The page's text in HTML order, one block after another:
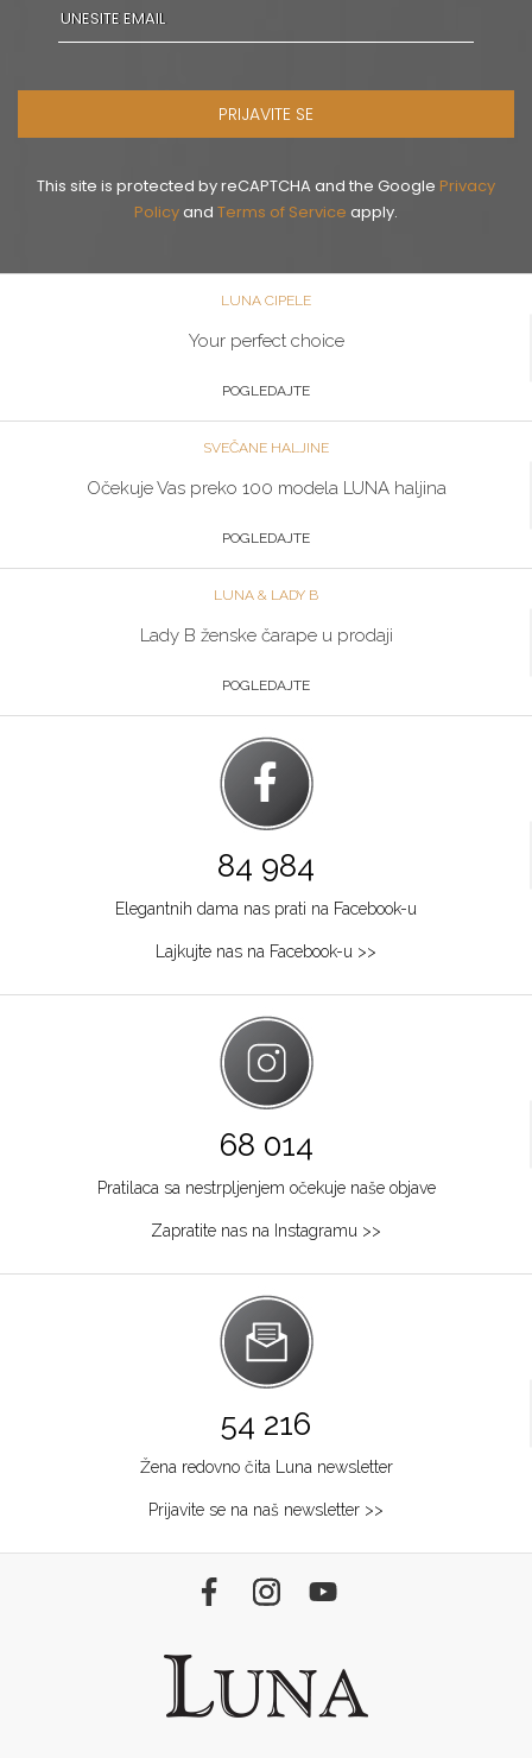
PRIJAVITE SE
This site is protected by reCAPTCHA and the Google Privacy
Policyand Terms of Service apply.
LUNA CIPELE
Your perfect choice
POGLEDAJTE
SVEČANE HALJINE
Očekuje Vas preko 100 modela LUNA haljina
POGLEDAJTE
LUNA & LADY B
Lady B ženske čarape u prodaji
POGLEDAJTE
84 984
Elegantnih dama nas prati na Facebook-u
Lajkujte nas na Facebook-u >>
68 014
Pratilaca sa nestrpljenjem očekuje naše objave
Zapratite nas na Instagramu >>
54 216
Žena redovno čita Luna newsletter
Prijavite se na naš newsletter >>